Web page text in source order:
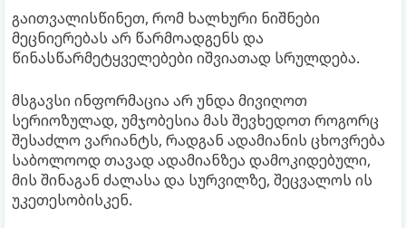
გაითვალისწინეთ, რომ ხალხური ნიშნები
მეცნიერებას არ წარმოადგენს და
წინასწარმეტყველებები იშვიათად სრულდება.
მსგავსი ინფორმაცია არ უნდა მივიღოთ
სერიოზულად, უმჯობესია მას შევხედოთ როგორც
შესაძლო ვარიანტს, რადგან ადამიანის ცხოვრება
საბოლოოდ თავად ადამიანზეა დამოკიდებული,
მის შინაგან ძალასა და სურვილზე, შეცვალოს ის
უკეთესობისკენ.